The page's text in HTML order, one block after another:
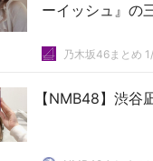
ーイッシュ』の
乃木坂46まとめ
【NMB48】渋